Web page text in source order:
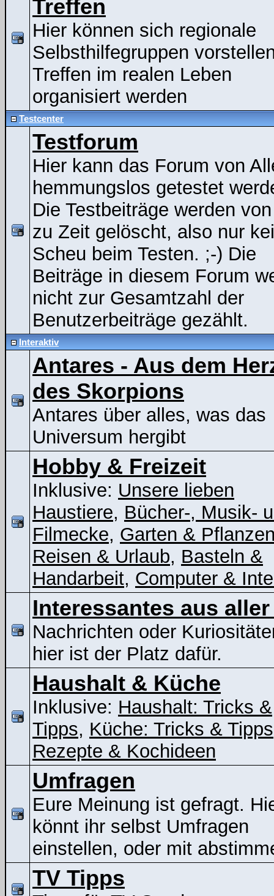
Treffen
Hier können sich regionale
Selbsthilfegruppen
Treffen im realen Leben
organisiert werden
Testcenter
Testforum
Hier kann das Forum von
hemmungslos getestet
Die Testbeiträge werden
zu Zeit gelöscht, also nur
Scheu beim Testen. ;-) Die
Beiträge in diesem Forum
nicht zur Gesamtzahl der
Benutzerbeiträge gezählt.
Interaktiv
Antares - Aus dem
des Skorpions
Antares über alles, was das
Universum hergibt
Hobby & Freizeit
Inklusive: Unsere lieben
Haustiere, Bücher-, Musik-
Filmecke, Garten &
Reisen & Urlaub, Basteln &
Handarbeit, Computer &
Interessantes aus
Nachrichten oder
hier ist der Platz dafür.
Haushalt & Küche
Inklusive: Haushalt: Tricks &
Tipps, Küche: Tricks & Tipps
Rezepte & Kochideen
Umfragen
Eure Meinung ist gefragt.
könnt ihr selbst Umfragen
einstellen, oder mit
TV Tipps